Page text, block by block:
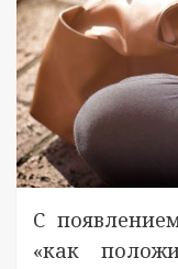
С
«как